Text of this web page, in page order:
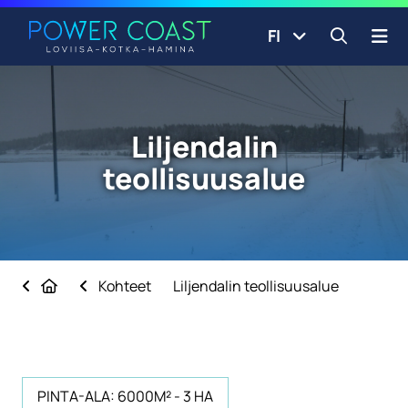
Siirry sisältöön
FI Avaa
Liljendalin
teollisuusalue
EtusivuKohteet Liljendalin teollisuusalue
PINTA-ALA: 6000M² - 3 HA